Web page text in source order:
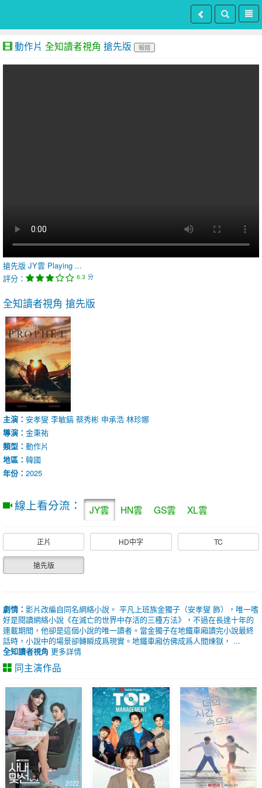
動作片 全知讀者視角 搶先版 報錯
搶先版 JY雲 Playing ...
評分：
6.3 分
全知讀者視角 搶先版
主演： 安孝燮 李敏鎬 蔡秀彬 申承浩 林珍娜
導演： 金秉祐
類型： 動作片
地區： 韓國
年份： 2025
線上看分流： JY雲 HN雲 GS雲 XL雲
正片 HD中字 TC
搶先版
劇情： 影片改編自同名網絡小說。 平凡上班族金獨子（安孝燮 飾），唯一嗜
好是閱讀網絡小說《在滅亡的世界中存活的三種方法》，不過在長達十年的
連載期間，他卻是這個小說的唯一讀者。當金獨子在地鐵車廂讀完小說最終
話時，小說中的場景卻轉瞬成爲現實。地鐵車廂仿佛成爲人間煉獄， ...
全知讀者視角 更多詳情
同主演作品
2022 2018 2023